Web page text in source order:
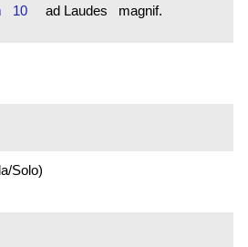
10 ad Laudes magnif.
Solo)